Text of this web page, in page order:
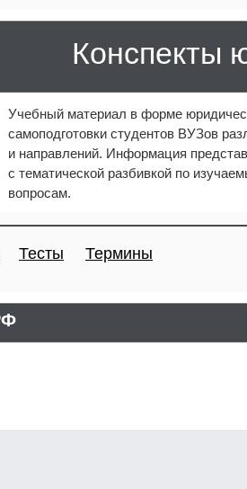
Конспекты
Учебный материал в форме
самоподготовки студентов ВУЗов
и направлений. Информация
с тематической разбивкой по
вопросам.
Тесты Термины